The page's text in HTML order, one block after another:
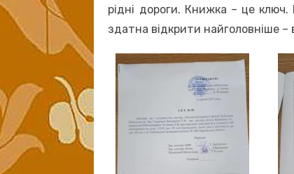
рідні дороги. Книжка – це ключ.
здатна відкрити найголовніше